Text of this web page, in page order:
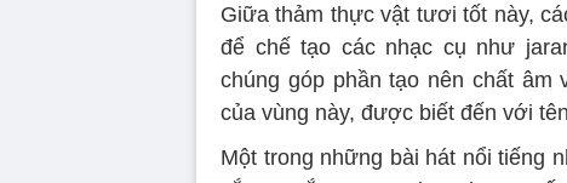
Giữa thảm thực vật tươi tốt này,
để chế tạo các nhạc cụ như
chúng góp phần tạo nên chất
của vùng này, được biết đến với
Một trong những bài hát nổi tiếng